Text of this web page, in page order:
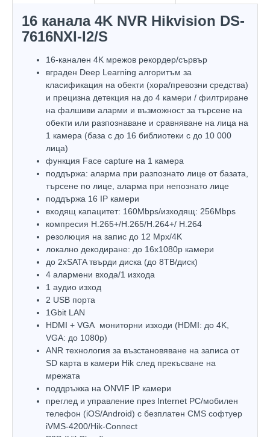
16 канала 4K NVR Hikvision DS-
7616NXI-I2/S
16-канален 4K мрежов рекордер/сървър
вграден Deep Learning алгоритъм за
класификация на обекти (хора/превозни средства)
и прецизна детекция на до 4 камери / филтриране
на фалшиви аларми и възможност за търсене на
обекти или разпознаване и сравняване на лица на
1 камера (база с до 16 библиотеки с до 10 000
лица)
функция Face capture на 1 камера
поддържа: аларма при разпознато лице от базата,
търсене по лице, аларма при непознато лице
поддържа 16 IP камери
входящ капацитет: 160Mbps/изходящ: 256Mbps
компресия H.265+/H.265/H.264+/ H.264
резолюция на запис до 12 Mpx/4K
локално декодиране: до 16x1080p камери
до 2хSATA твърди диска (до 8ТВ/диск)
4 алармени входа/1 изхода
1 аудио изход
2 USB порта
1Gbit LAN
HDMI + VGA мониторни изходи (HDMI: до 4K,
VGA: до 1080р)
ANR технология за възстановяване на записа от
SD карта в камери Hik след прекъсване на
мрежата
поддръжка на ONVIF IP камери
преглед и управление през Internet PC/мобилен
телефон (iOS/Android) с безплатен CMS софтуер
iVMS-4200/Hik-Connect